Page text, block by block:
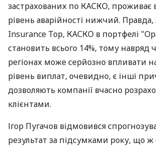
застрахованих по КАСКО, проживає
рівень аварійності нижчий.
Insurance Top, КАСКО в портфелі
становить всього 14%, тому
регіонах може серйозно впливати
рівень виплат, очевидно, є інші
дозволяють компанії вчасно
клієнтами.
Ігор Пугачов відмовився
результат за підсумками року, що ж